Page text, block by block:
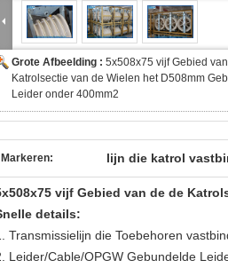
Grote Afbeelding : 5x508x75 vijf Gebied
Katrolsectie van de Wielen het D508mm
Leider onder 400mm2
Markeren: lijn die katrol
vijf Gebied van de de
details:
Transmissielijn die Toebehoren
Leider/Cable/OPGW Gebundelde